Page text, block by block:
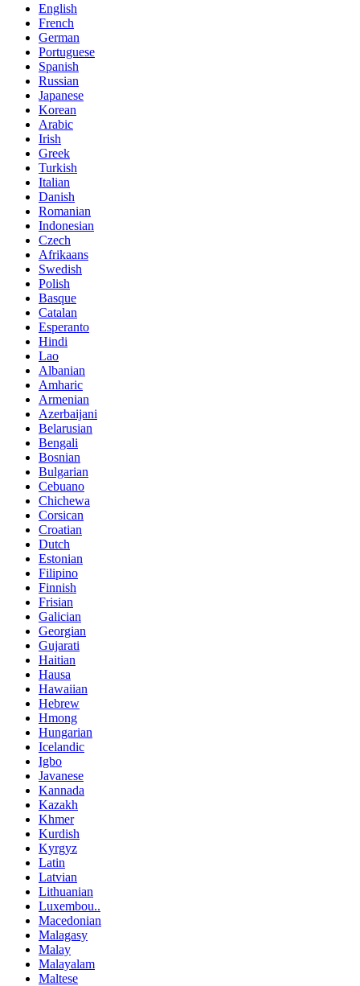
English
French
German
Portuguese
Spanish
Russian
Japanese
Korean
Arabic
Irish
Greek
Turkish
Italian
Danish
Romanian
Indonesian
Czech
Afrikaans
Swedish
Polish
Basque
Catalan
Esperanto
Hindi
Lao
Albanian
Amharic
Armenian
Azerbaijani
Belarusian
Bengali
Bosnian
Bulgarian
Cebuano
Chichewa
Corsican
Croatian
Dutch
Estonian
Filipino
Finnish
Frisian
Galician
Georgian
Gujarati
Haitian
Hausa
Hawaiian
Hebrew
Hmong
Hungarian
Icelandic
Igbo
Javanese
Kannada
Kazakh
Khmer
Kurdish
Kyrgyz
Latin
Latvian
Lithuanian
Luxembou..
Macedonian
Malagasy
Malay
Malayalam
Maltese